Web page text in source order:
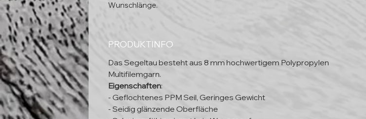
Wunschlänge.
PRODUKTINFO
Das Segeltau besteht aus 8 mm hochwertigem Polypropylen
Multifilemgarn.
Eigenschaften:
- Geflochtenes PPM Seil, Geringes Gewicht
- Seidig glänzende Oberfläche